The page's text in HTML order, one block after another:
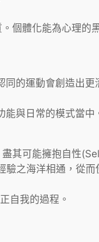
個體化能為心理的
的運動會創造出
與日常的模式當
其可能擁抱自性
之海洋相通，從
自我的過程。